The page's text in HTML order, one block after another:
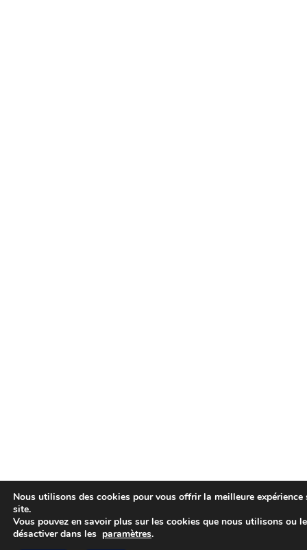
Nous utilisons des cookies pour vous offrir la meilleure expérience
site.
Vous pouvez en savoir plus sur les cookies que nous utilisons ou
désactiver dans les paramètres.